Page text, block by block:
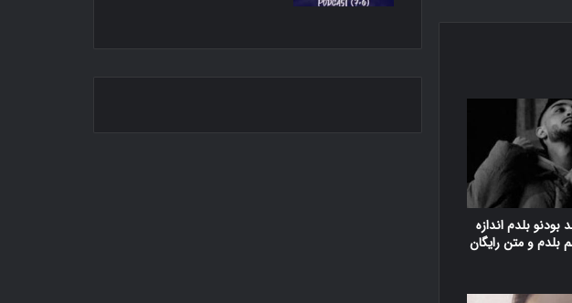
بودنو بلدم اندازه
بلدم و متن رایگان